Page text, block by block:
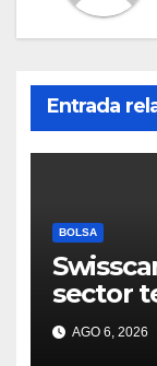
Entrada
BOLSA
sector
valores
bolsa
AGO 6, 2026